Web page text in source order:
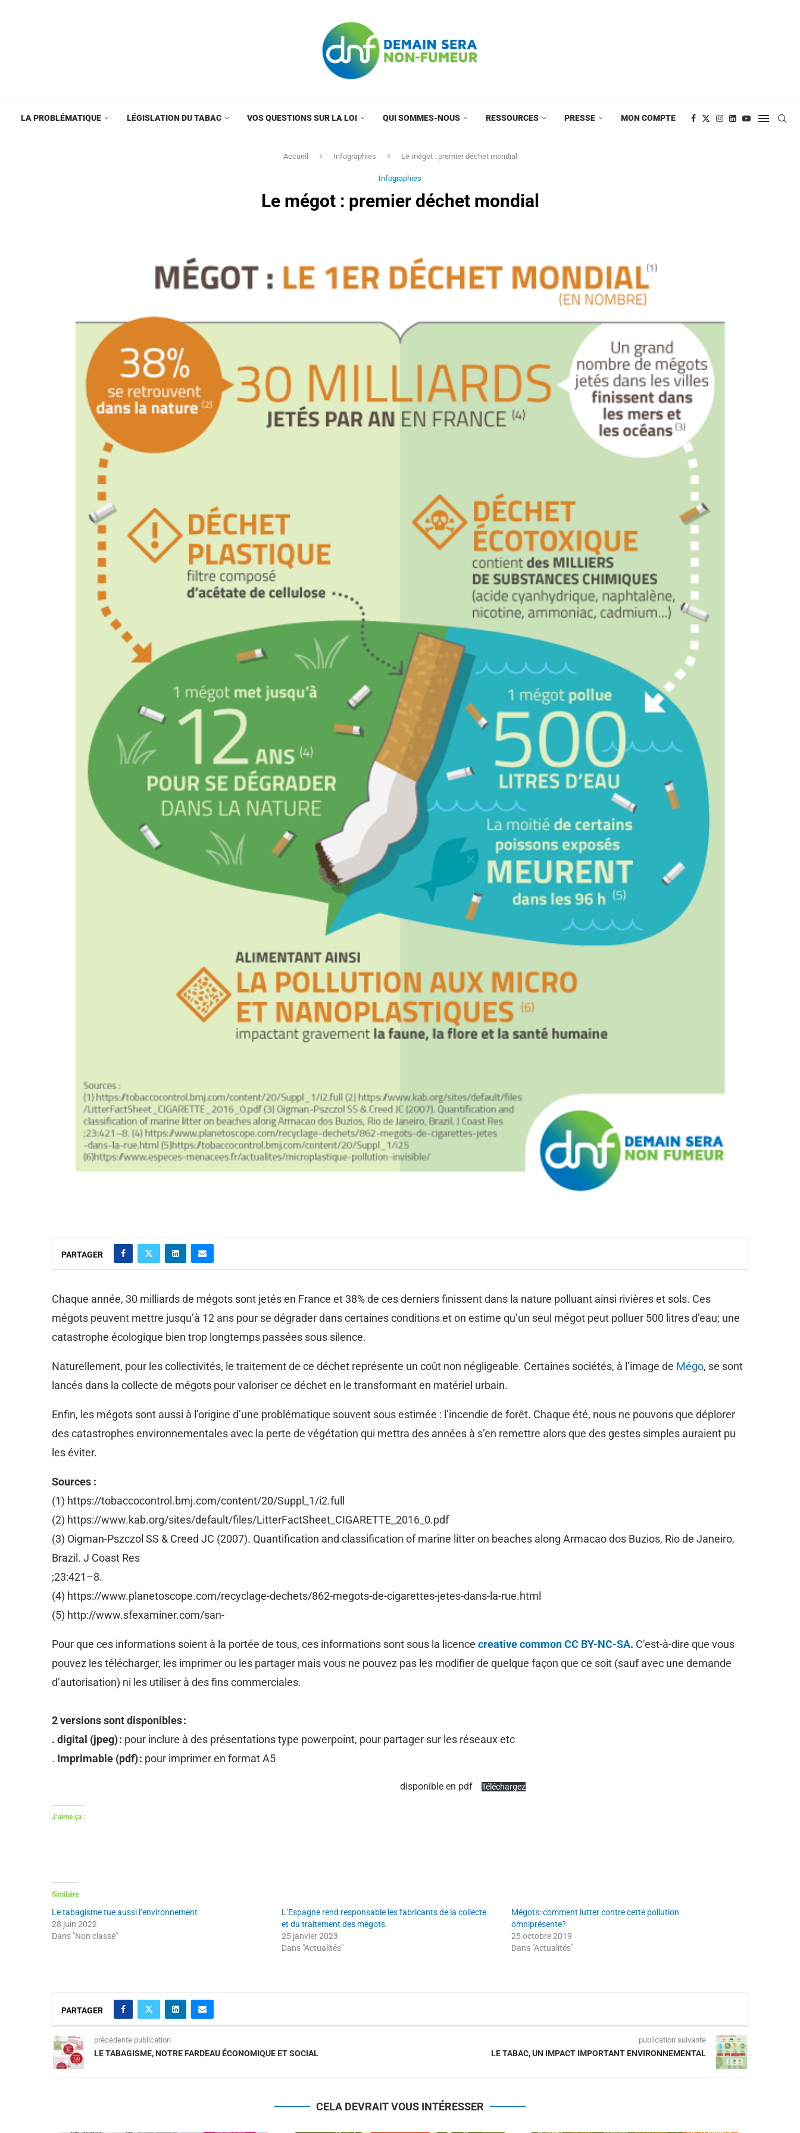
LA PROBLÉMATIQUE LÉGISLATION DU TABAC VOS QUESTIONS SUR LA LOI QUI SOMMES-NOUS RESSOURCES PRESSE MON COMPTE
Accueil Infographies Le mégot : premier déchet mondial
Infographies
Le mégot : premier déchet mondial
PARTAGER
Chaque année, 30 milliards de mégots sont jetés en France et 38% de ces derniers finissent dans la nature polluant ainsi rivières et sols. Ces
mégots peuvent mettre jusqu’à 12 ans pour se dégrader dans certaines conditions et on estime qu’un seul mégot peut polluer 500 litres d’eau; une
catastrophe écologique bien trop longtemps passées sous silence.
Naturellement, pour les collectivités, le traitement de ce déchet représente un coût non négligeable. Certaines sociétés, à l’image de Mégo, se sont
lancés dans la collecte de mégots pour valoriser ce déchet en le transformant en matériel urbain.
Enfin, les mégots sont aussi à l’origine d’une problématique souvent sous estimée : l’incendie de forêt. Chaque été, nous ne pouvons que déplorer
des catastrophes environnementales avec la perte de végétation qui mettra des années à s’en remettre alors que des gestes simples auraient pu
les éviter.
Sources :
(1) https://tobaccocontrol.bmj.com/content/20/Suppl_1/i2.full
(2) https://www.kab.org/sites/default/files/LitterFactSheet_CIGARETTE_2016_0.pdf
(3) Oigman-Pszczol SS & Creed JC (2007). Quantification and classification of marine litter on beaches along Armacao dos Buzios, Rio de Janeiro,
Brazil. J Coast Res
;23:421–8.
(4) https://www.planetoscope.com/recyclage-dechets/862-megots-de-cigarettes-jetes-dans-la-rue.html
(5) http://www.sfexaminer.com/san-
Pour que ces informations soient à la portée de tous, ces informations sont sous la licence creative common CC BY-NC-SA. C’est-à-dire que vous
pouvez les télécharger, les imprimer ou les partager mais vous ne pouvez pas les modifier de quelque façon que ce soit (sauf avec une demande
d’autorisation) ni les utiliser à des fins commerciales.
2 versions sont disponibles :
. digital (jpeg) : pour inclure à des présentations type powerpoint, pour partager sur les réseaux etc
. Imprimable (pdf) : pour imprimer en format A5
disponible en pdf Téléchargez
J’aime ça :
Similaire
Le tabagisme tue aussi l’environnement
28 juin 2022
Dans "Non classé"
L’Espagne rend responsable les fabricants de la collecte
et du traitement des mégots.
25 janvier 2023
Dans "Actualités"
Mégots: comment lutter contre cette pollution
omniprésente?
25 octobre 2019
Dans "Actualités"
PARTAGER
précédente publication
LE TABAGISME, NOTRE FARDEAU ÉCONOMIQUE ET SOCIAL
publication suivante
LE TABAC, UN IMPACT IMPORTANT ENVIRONNEMENTAL
CELA DEVRAIT VOUS INTÉRESSER